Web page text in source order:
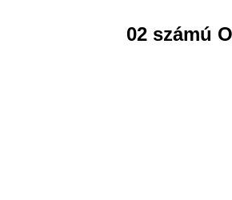
02 számú